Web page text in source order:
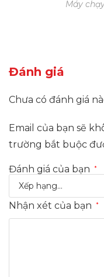
Máy
Đánh giá
Chưa có đánh giá
Email của bạn sẽ
trường bắt buộc
Đánh giá của bạn *
Nhận xét của bạn *